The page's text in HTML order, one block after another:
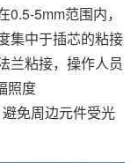
5mm范围内，
集中于插芯的粘接
兰粘接，操作人员
照度
免周边元件受光